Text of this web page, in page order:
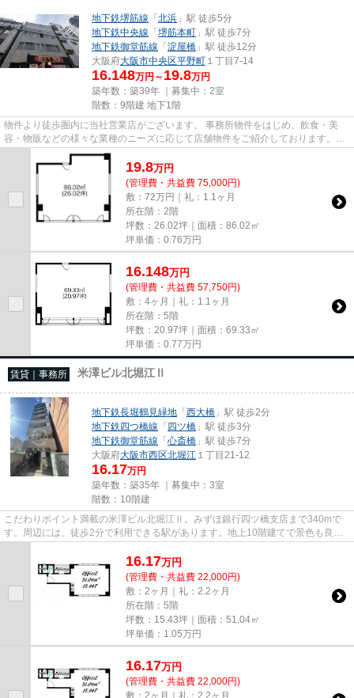
地下鉄堺筋線 「北浜 」駅 徒歩5分
地下鉄中央線 「堺筋本町 」駅 徒歩7分
地下鉄御堂筋線 「淀屋橋 」駅 徒歩12分
大阪府大阪市中央区平野町 １丁目7-14
16.148万円～ 19.8万円
築年数：築39年 ｜募集中： 2室
階数：9階建 地下1階
物件より徒歩圏内に当社営業店がございます。 事務所物件をはじめ、飲食・美
容・物販などの様々な業種のニーズに応じて店舗物件をご紹介しております。
尚、弊社ではおとり広告は一切...
19.8万円
(管理費・共益費 75,000円)
敷：72万円｜礼：1.1ヶ月
所在階：2階
坪数：26.02坪｜面積：86.02㎡
坪単価： 0.76万円
16.148万円
(管理費・共益費 57,750円)
敷：4ヶ月｜礼：1.1ヶ月
所在階：5階
坪数：20.97坪｜面積：69.33㎡
坪単価： 0.77万円
賃貸｜事務所 米澤ビル北堀江Ⅱ
地下鉄長堀鶴見緑地 「西大橋 」駅 徒歩2分
地下鉄四つ橋線 「四ツ橋 」駅 徒歩3分
地下鉄御堂筋線 「心斎橋 」駅 徒歩7分
大阪府大阪市西区北堀江 １丁目21-12
16.17万円
築年数：築35年 ｜募集中： 3室
階数：10階建
こだわりポイント満載の米澤ビル北堀江Ⅱ。みずほ銀行四ツ橋支店まで340mで
す。周辺には、徒歩2分で利用できる駅があります。地上10階建てで景色も良
く、多数のお問い合わせをいただい...
16.17万円
(管理費・共益費 22,000円)
敷：2ヶ月｜礼：2.2ヶ月
所在階：5階
坪数：15.43坪｜面積：51.04㎡
坪単価： 1.05万円
16.17万円
(管理費・共益費 22,000円)
敷：2ヶ月｜礼：2.2ヶ月